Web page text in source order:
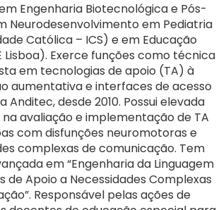
Engenharia Biotecnológica e Pós-
Neurodesenvolvimento em Pediatria
Católica – ICS) e em Educação
Lisboa). Exerce funções como técnica
em tecnologias de apoio (TA) à
aumentativa e interfaces de acesso
Anditec, desde 2010. Possui elevada
avaliação e implementação de TA
com disfunções neuromotoras e
complexas de comunicação. Tem
em “Engenharia da Linguagem
de Apoio a Necessidades Complexas
Responsável pelas ações de